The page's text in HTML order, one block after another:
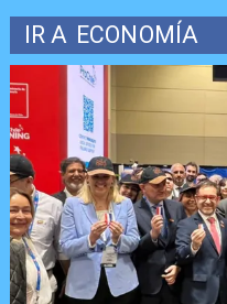
IR A ECONOMÍA